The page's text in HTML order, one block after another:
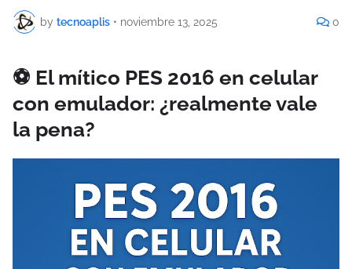
by tecnoaplis • noviembre 13, 2025 0
⚽ El mítico PES 2016 en celular
con emulador: ¿realmente vale
la pena?